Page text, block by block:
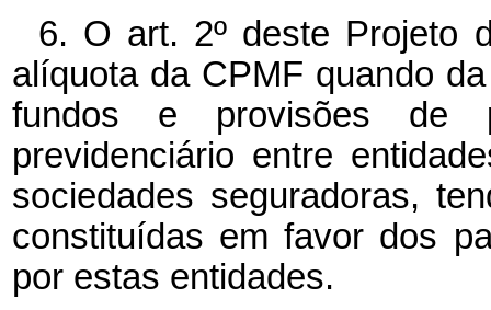
6. O art. 2º deste Projeto
alíquota da CPMF quando
fundos e provisões de
previdenciário entre
sociedades seguradoras,
constituídas em favor dos
por estas entidades.